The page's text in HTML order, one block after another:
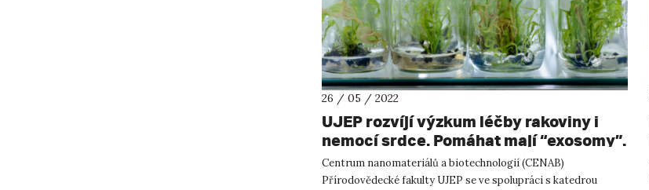
26 / 05 / 2022
UJEP rozvíjí výzkum léčby rakoviny i
nemocí srdce. Pomáhat mají “exosomy”.
Centrum nanomateriálů a biotechnologií (CENAB)
Přírodovědecké fakulty UJEP se ve spolupráci s katedrou